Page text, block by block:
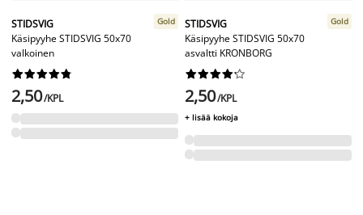
STIDSVIG
Käsipyyhe STIDSVIG 50x70
valkoinen
Gold






2,50/KPL
STIDSVIG
Käsipyyhe STIDSVIG 50x70
asvaltti KRONBORG
Gold






2,50/KPL
+ lisää kokoja